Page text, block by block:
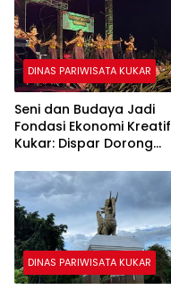
DINAS PARIWISATA KUKAR
Seni dan Budaya Jadi
Fondasi Ekonomi Kreatif
Kukar: Dispar Dorong
Komunitas Lokal
DINAS PARIWISATA KUKAR